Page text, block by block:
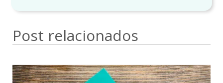
Post relacionados